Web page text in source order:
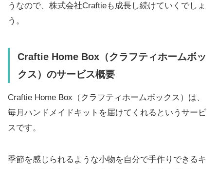
うなので、株式会社Craftieも成長し続けていくでしょ
う。
Craftie Home Box（クラフティホームボッ
クス）のサービス概要
Craftie Home Box（クラフティホームボックス）は、
毎月ハンドメイドキットを届けてくれるというサービ
スです。
季節を感じられるような小物を自分で手作りできるキ